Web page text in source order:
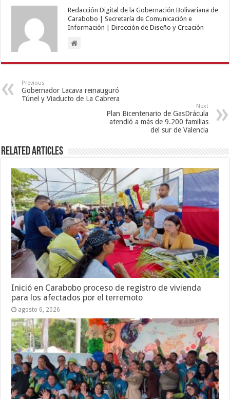
Redacción Digital de la Gobernación Bolivariana de
Carabobo | Secretaría de Comunicación e
Información | Dirección de Diseño y Creación
Previous
Gobernador Lacava reinauguró
Túnel y Viaducto de La Cabrera
Next
Plan Bicentenario de GasDrácula
atendió a más de 9.200 familias
del sur de Valencia
Related Articles
Inició en Carabobo proceso de registro de vivienda
para los afectados por el terremoto
agosto 6, 2026